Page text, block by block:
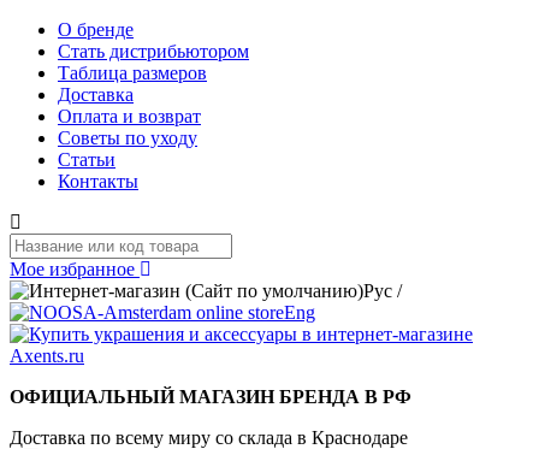
О бренде
Стать дистрибьютором
Таблица размеров
Доставка
Оплата и возврат
Советы по уходу
Статьи
Контакты
Мое избранное
Рус /
Eng
ОФИЦИАЛЬНЫЙ МАГАЗИН БРЕНДА В РФ
Доставка по всему миру со склада в Краснодаре